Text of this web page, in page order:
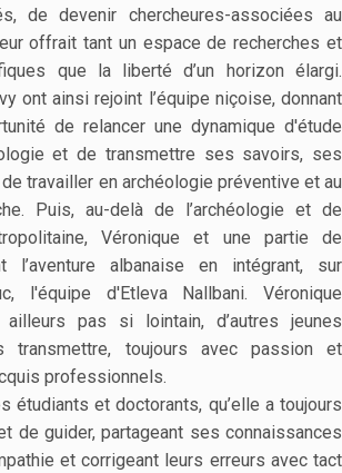
de devenir chercheures-associées au
offrait tant un espace de recherches et
que la liberté d’un horizon élargi.
ont ainsi rejoint l’équipe niçoise, donnant
de relancer une dynamique d'étude
et de transmettre ses savoirs, ses
travailler en archéologie préventive et au
Puis, au-delà de l’archéologie et de
Véronique et une partie de
l’aventure albanaise en intégrant, sur
l'équipe d'Etleva Nallbani. Véronique
pas si lointain, d’autres jeunes
transmettre, toujours avec passion et
professionnels.
étudiants et doctorants, qu’elle a toujours
de guider, partageant ses connaissances
et corrigeant leurs erreurs avec tact